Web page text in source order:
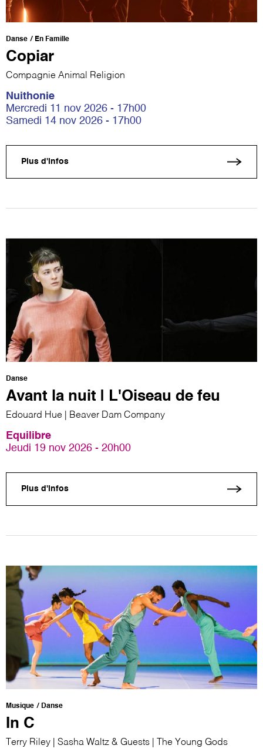
Danse En Famille
Copiar
Compagnie Animal Religion
Nuithonie
Mercredi 11 nov 2026 - 17h00
Samedi 14 nov 2026 - 17h00
Plus d'infos
Danse
Avant la nuit | L'Oiseau de feu
Edouard Hue | Beaver Dam Company
Equilibre
Jeudi 19 nov 2026 - 20h00
Plus d'infos
Musique Danse
In C
Terry Riley | Sasha Waltz & Guests | The Young Gods